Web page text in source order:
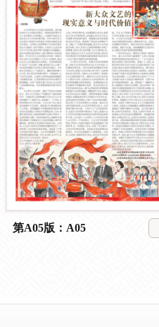
第A05版：A05